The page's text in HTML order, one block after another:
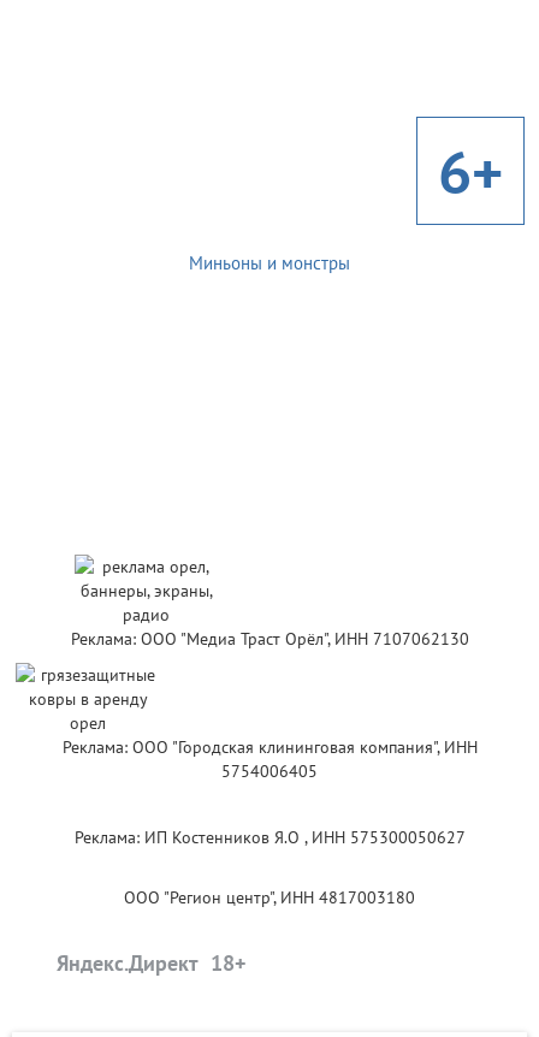
6+
Миньоны и монстры
Реклама: ООО "Медиа Траст Орёл", ИНН 7107062130
Реклама: ООО "Городская клининговая компания", ИНН
5754006405
Реклама: ИП Костенников Я.О , ИНН 575300050627
ООО "Регион центр", ИНН 4817003180
Яндекс.Директ